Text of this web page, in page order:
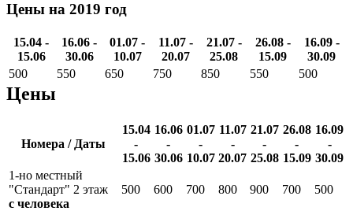
Цены на 2019 год
15.04 -
15.06
16.06 -
30.06
01.07 -
10.07
11.07 -
20.07
21.07 -
25.08
26.08 -
15.09
16.09 -
30.09
500
550 650 750 850 550 500
Цены
Номера / Даты
15.04
-
15.06
16.06
-
30.06
01.07
-
10.07
11.07
-
20.07
21.07
-
25.08
26.08
-
15.09
16.09
-
30.09
1-но местный
"Стандарт" 2 этаж
с человека
500 600 700 800 900 700 500